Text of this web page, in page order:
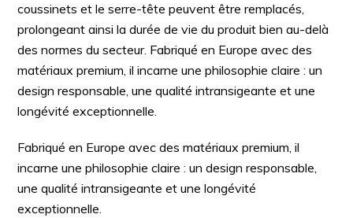
coussinets et le serre-tête peuvent être remplacés,
prolongeant ainsi la durée de vie du produit bien au-delà
des normes du secteur. Fabriqué en Europe avec des
matériaux premium, il incarne une philosophie claire : un
design responsable, une qualité intransigeante et une
longévité exceptionnelle.
Fabriqué en Europe avec des matériaux premium, il
incarne une philosophie claire : un design responsable,
une qualité intransigeante et une longévité
exceptionnelle.